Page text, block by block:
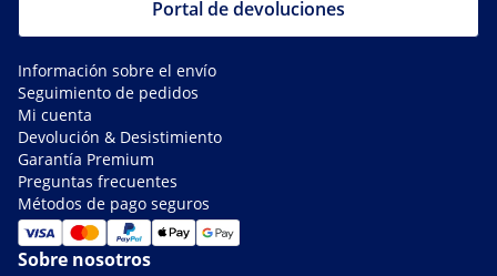
Portal de devoluciones
Información sobre el envío
Seguimiento de pedidos
Mi cuenta
Devolución & Desistimiento
Garantía Premium
Preguntas frecuentes
Métodos de pago seguros
Sobre nosotros